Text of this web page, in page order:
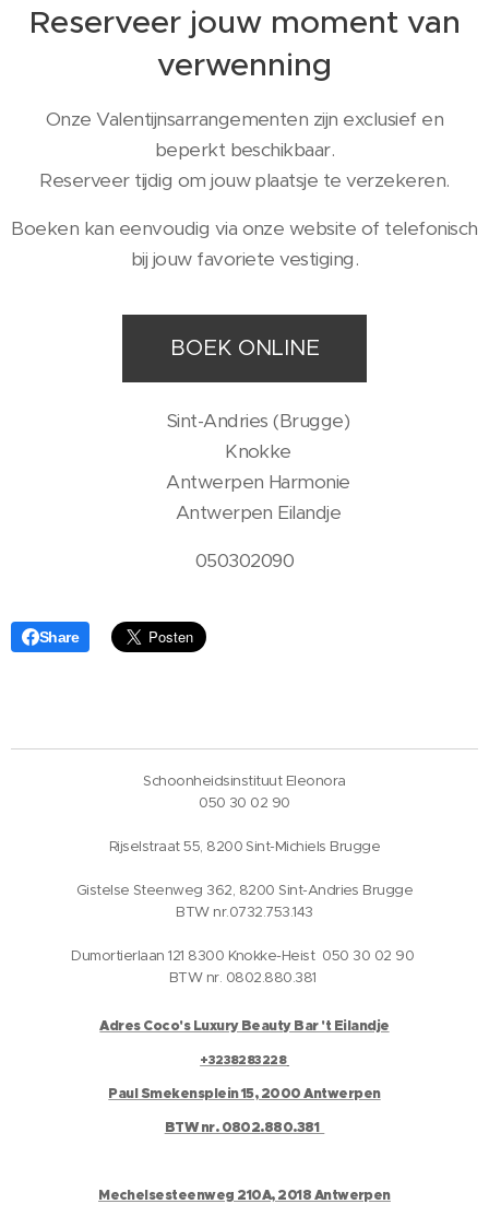
Reserveer jouw moment van
verwenning
Onze Valentijnsarrangementen zijn exclusief en
beperkt beschikbaar.
Reserveer tijdig om jouw plaatsje te verzekeren.
Boeken kan eenvoudig via onze website of telefonisch
bij jouw favoriete vestiging.
BOEK ONLINE
📍 Sint-Andries (Brugge)
📍 Knokke
📍 Antwerpen Harmonie
📍 Antwerpen Eilandje
050302090
Share
Schoonheidsinstituut Eleonora
050 30 02 90
Rijselstraat 55, 8200 Sint-Michiels Brugge
Gistelse Steenweg 362, 8200 Sint-Andries Brugge
BTW nr.0732.753.143
Dumortierlaan 121 8300 Knokke-Heist 050 30 02 90
BTW nr. 0802.880.381
Adres Coco's Luxury Beauty Bar 't Eilandje
+3238283228
Paul Smekensplein 15, 2000 Antwerpen
BTW nr. 0802.880.381
Mechelsesteenweg 210A, 2018 Antwerpen